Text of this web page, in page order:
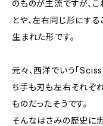
のものが主流ですが、
とや、左右同じ形にす
生まれた形です。
元々、西洋でいう「
ち手も刃も左右それぞ
ものだったそうです。
そんなはさみの歴史に